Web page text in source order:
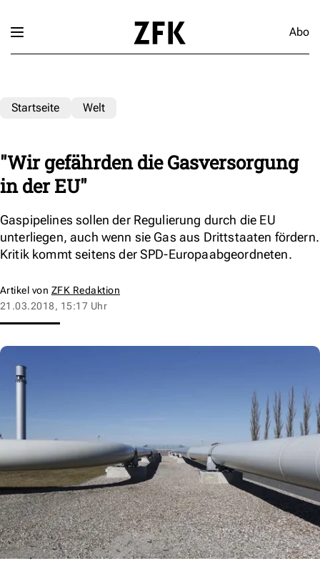
Abo
Startseite Welt
"Wir gefährden die Gasversorgung
in der EU"
Gaspipelines sollen der Regulierung durch die EU
unterliegen, auch wenn sie Gas aus Drittstaaten fördern.
Kritik kommt seitens der SPD-Europaabgeordneten.
Artikel von ZFK Redaktion
21.03.2018, 15:17 Uhr